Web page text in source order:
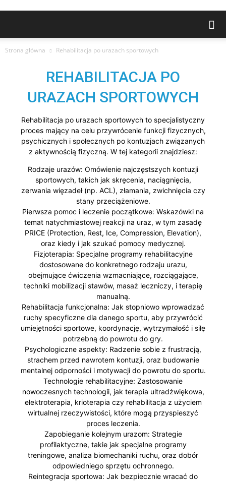
Strona główna Rehabilitacja po urazach sportowych
REHABILITACJA PO
URAZACH SPORTOWYCH
Rehabilitacja po urazach sportowych to specjalistyczny
proces mający na celu przywrócenie funkcji fizycznych,
psychicznych i społecznych po kontuzjach związanych
z aktywnością fizyczną. W tej kategorii znajdziesz:
Rodzaje urazów: Omówienie najczęstszych kontuzji
sportowych, takich jak skręcenia, naciągnięcia,
zerwania więzadeł (np. ACL), złamania, zwichnięcia czy
stany przeciążeniowe.
Pierwsza pomoc i leczenie początkowe: Wskazówki na
temat natychmiastowej reakcji na uraz, w tym zasadę
PRICE (Protection, Rest, Ice, Compression, Elevation),
oraz kiedy i jak szukać pomocy medycznej.
Fizjoterapia: Specjalne programy rehabilitacyjne
dostosowane do konkretnego rodzaju urazu,
obejmujące ćwiczenia wzmacniające, rozciągające,
techniki mobilizacji stawów, masaż leczniczy, i terapię
manualną.
Rehabilitacja funkcjonalna: Jak stopniowo wprowadzać
ruchy specyficzne dla danego sportu, aby przywrócić
umiejętności sportowe, koordynację, wytrzymałość i siłę
potrzebną do powrotu do gry.
Psychologiczne aspekty: Radzenie sobie z frustracją,
strachem przed nawrotem kontuzji, oraz budowanie
mentalnej odporności i motywacji do powrotu do sportu.
Technologie rehabilitacyjne: Zastosowanie
nowoczesnych technologii, jak terapia ultradźwiękowa,
elektroterapia, krioterapia czy rehabilitacja z użyciem
wirtualnej rzeczywistości, które mogą przyspieszyć
proces leczenia.
Zapobieganie kolejnym urazom: Strategie
profilaktyczne, takie jak specjalne programy
treningowe, analiza biomechaniki ruchu, oraz dobór
odpowiedniego sprzętu ochronnego.
Reintegracja sportowa: Jak bezpiecznie wracać do